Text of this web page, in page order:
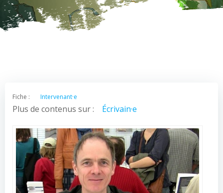
Fiche : Intervenant·e
Plus de contenus sur : Écrivain·e